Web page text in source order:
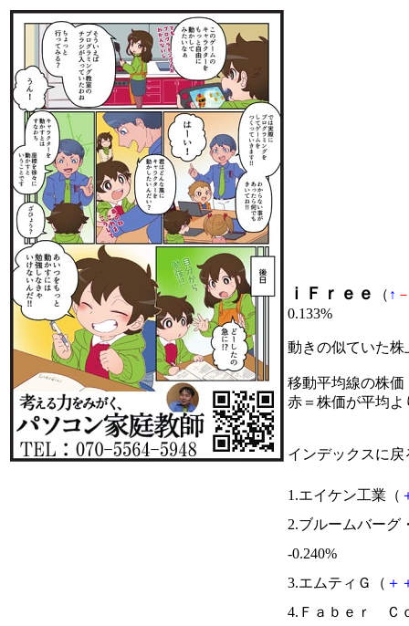
ｉＦｒｅｅ （ ↑
0.133%
動きの似ていた
移動平均線の株価
赤＝株価が平均
インデックスに戻
1.エイケン工業（
2.ブルームバーグ
-0.240%
3.エムティＧ（ ＋
4.Ｆａｂｅｒ Ｃ